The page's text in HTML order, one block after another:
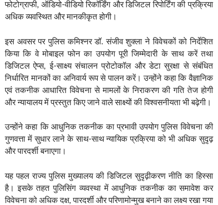
फोटोग्राफी, ऑडियो-वीडियो रिकॉर्डिंग और डिजिटल रिपोर्टिंग की प्रक्रिया
अधिक व्यवस्थित और मानकीकृत होगी।
इस अवसर पर पुलिस कमिश्नर डॉ. संजीव शुक्ला ने विवेचकों को निर्देशित
किया कि वे मोबाइल फोन का उपयोग पूरी जिम्मेदारी के साथ करें तथा
डिजिटल ऐप्स, ई-साक्ष्य संचालन प्रोटोकॉल और डेटा सुरक्षा से संबंधित
निर्धारित मानकों का अनिवार्य रूप से पालन करें। उन्होंने कहा कि वैज्ञानिक
एवं तकनीक आधारित विवेचना से मामलों के निराकरण की गति तेज होगी
और न्यायालय में प्रस्तुत किए जाने वाले साक्ष्यों की विश्वसनीयता भी बढ़ेगी।
उन्होंने कहा कि आधुनिक तकनीक का प्रभावी उपयोग पुलिस विवेचना की
गुणवत्ता में सुधार लाने के साथ-साथ न्यायिक प्रक्रिया को भी अधिक सुदृढ़
और पारदर्शी बनाएगा।
यह पहल राज्य पुलिस मुख्यालय की डिजिटल सुदृढ़ीकरण नीति का हिस्सा
है। इसके तहत पुलिसिंग व्यवस्था में आधुनिक तकनीक का समावेश कर
विवेचना को अधिक दक्ष, पारदर्शी और परिणामोन्मुख बनाने का लक्ष्य रखा गया